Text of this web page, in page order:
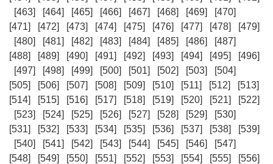
[463]
[464] [465] [466] [467] [468] [469]
[470]
[471]
[472] [473] [474] [475] [476] [477] [478]
[479]
[480]
[481] [482] [483] [484] [485] [486]
[487]
[488]
[489] [490] [491] [492] [493] [494] [495]
[496]
[497]
[498] [499] [500] [501] [502] [503]
[504]
[505]
[506] [507] [508] [509] [510] [511] [512]
[513]
[514]
[515] [516] [517] [518] [519] [520] [521]
[522]
[523]
[524] [525] [526] [527] [528] [529]
[530]
[531]
[532] [533] [534] [535] [536] [537] [538]
[539]
[540]
[541] [542] [543] [544] [545] [546]
[547]
[548]
[549] [550] [551] [552] [553] [554] [555]
[556]